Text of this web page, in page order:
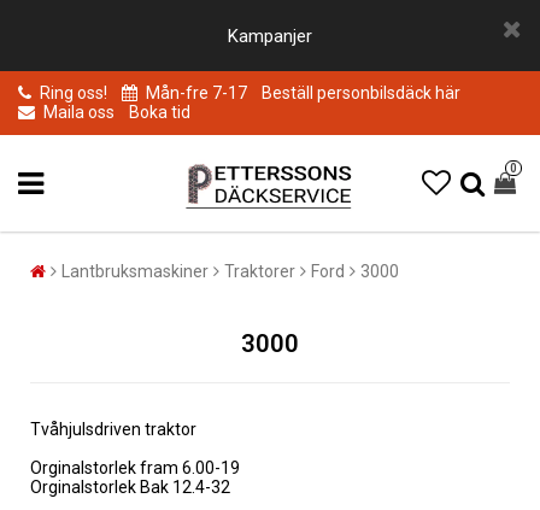
Kampanjer
Ring oss! Mån-fre 7-17
Beställ personbilsdäck här
Maila oss
Boka tid
0
Lantbruksmaskiner Traktorer Ford 3000
3000
Tvåhjulsdriven traktor
Orginalstorlek fram 6.00-19
Orginalstorlek Bak 12.4-32